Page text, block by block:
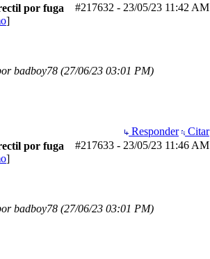
#217632 - 23/05/23 11:42 AM
por fuga
]
badboy78 (27/06/23 03:01 PM)
Responder
Citar
#217633 - 23/05/23 11:46 AM
por fuga
]
badboy78 (27/06/23 03:01 PM)